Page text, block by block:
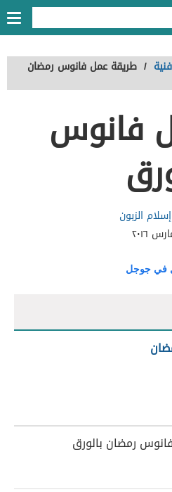
/ طريقة عمل فانوس رمضان
فانوس
إسلام الزبون
في جوجل